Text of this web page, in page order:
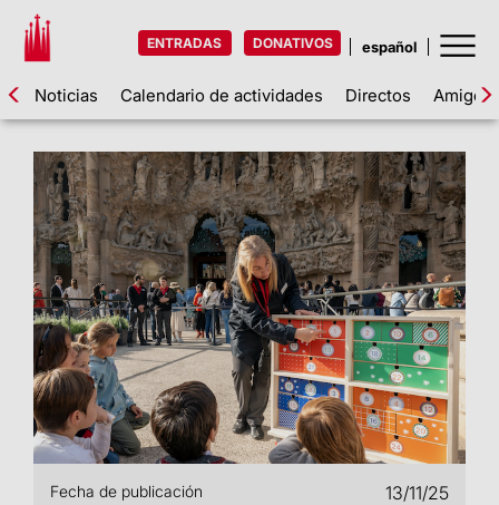
ENTRADAS DONATIVOS
Noticias Calendario de actividades Directos Amigos
Fecha de publicación
13/11/25